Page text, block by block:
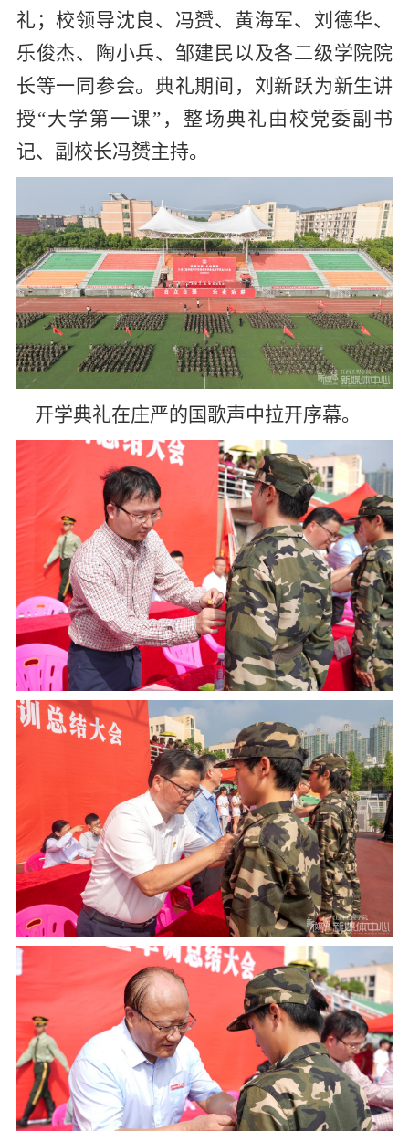
礼；校领导沈良、冯赟、黄海军、刘德华、
乐俊杰、陶小兵、邹建民以及各二级学院院
长等一同参会。典礼期间，刘新跃为新生讲
授“大学第一课”，整场典礼由校党委副书
记、副校长冯赟主持。
开学典礼在庄严的国歌声中拉开序幕。